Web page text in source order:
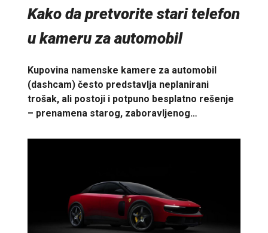
Kako da pretvorite stari telefon
u kameru za automobil
Kupovina namenske kamere za automobil
(dashcam) često predstavlja neplanirani
trošak, ali postoji i potpuno besplatno rešenje
– prenamena starog, zaboravljenog…